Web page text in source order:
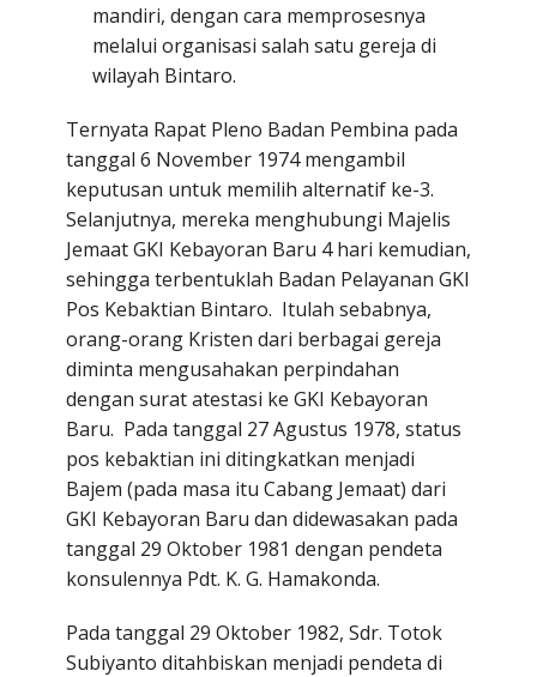
mandiri, dengan cara memprosesnya
melalui organisasi salah satu gereja di
wilayah Bintaro.
Ternyata Rapat Pleno Badan Pembina pada
tanggal 6 November 1974 mengambil
keputusan untuk memilih alternatif ke-3.
Selanjutnya, mereka menghubungi Majelis
Jemaat GKI Kebayoran Baru 4 hari kemudian,
sehingga terbentuklah Badan Pelayanan GKI
Pos Kebaktian Bintaro. Itulah sebabnya,
orang-orang Kristen dari berbagai gereja
diminta mengusahakan perpindahan
dengan surat atestasi ke GKI Kebayoran
Baru. Pada tanggal 27 Agustus 1978, status
pos kebaktian ini ditingkatkan menjadi
Bajem (pada masa itu Cabang Jemaat) dari
GKI Kebayoran Baru dan didewasakan pada
tanggal 29 Oktober 1981 dengan pendeta
konsulennya Pdt. K. G. Hamakonda.
Pada tanggal 29 Oktober 1982, Sdr. Totok
Subiyanto ditahbiskan menjadi pendeta di